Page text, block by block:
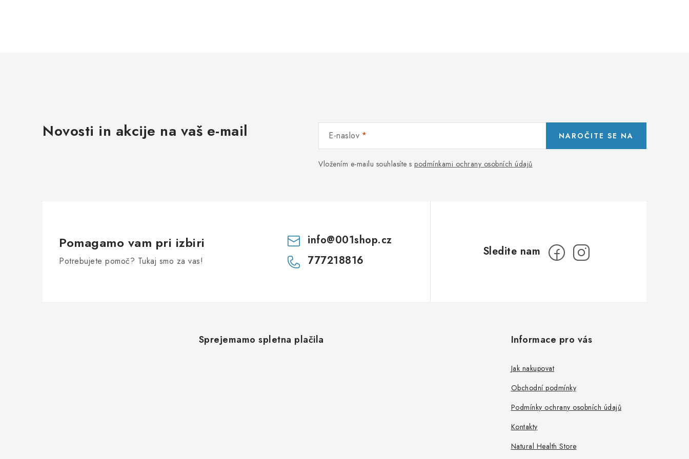
n
j
Novosti in akcije na vaš e-mail E-naslov
Vložením e-mailu souhlasíte s podmínkami ochrany osobních údajů
NAROČITE SE NA
Pomagamo vam pri izbiri
Potrebujete pomoč? Tukaj smo za vas!
info@001shop.cz
777218816
Sprejemamo spletna plačila Informace pro vás
Jak nakupovat
Obchodní podmínky
Podmínky ochrany osobních údajů
Kontakty
Natural Health Store